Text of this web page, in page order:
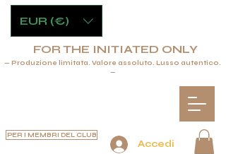
Accedi
PER I MEMBRI DEL CLUB
FOR THE INITIATED ONLY
— Produzione limitata. Valore assoluto. Lusso autentico.
—
EUR (€)